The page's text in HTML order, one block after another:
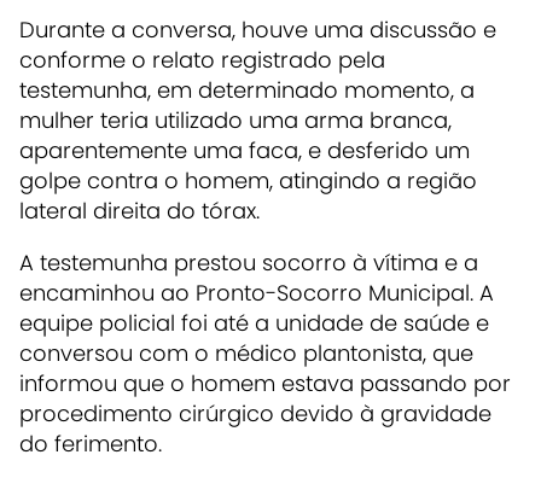
Durante a conversa, houve uma discussão e
conforme o relato registrado pela
testemunha, em determinado momento, a
mulher teria utilizado uma arma branca,
aparentemente uma faca, e desferido um
golpe contra o homem, atingindo a região
lateral direita do tórax.
A testemunha prestou socorro à vítima e a
encaminhou ao Pronto-Socorro Municipal. A
equipe policial foi até a unidade de saúde e
conversou com o médico plantonista, que
informou que o homem estava passando por
procedimento cirúrgico devido à gravidade
do ferimento.